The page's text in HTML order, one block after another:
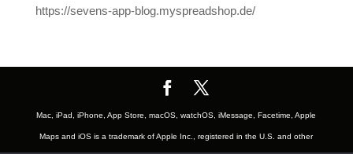
https://sevens-app-blog.myspreadshop.de/
Mac, iPad, iPhone, App Store, macOS, watchOS, iMessage, Facetime, Apple
Maps and iOS is a trademark of Apple Inc., registered in the U.S. and other